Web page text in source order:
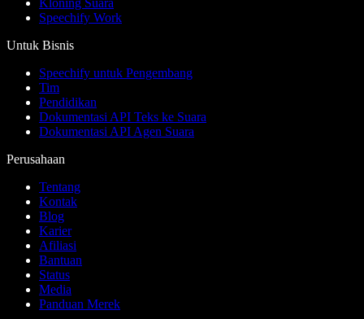
Kloning Suara
Speechify Work
Untuk Bisnis
Speechify untuk Pengembang
Tim
Pendidikan
Dokumentasi API Teks ke Suara
Dokumentasi API Agen Suara
Perusahaan
Tentang
Kontak
Blog
Karier
Afiliasi
Bantuan
Status
Media
Panduan Merek